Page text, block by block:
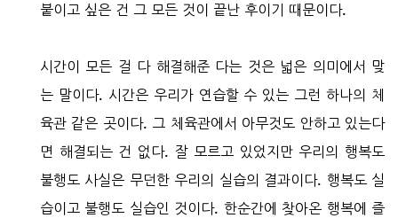
붙이고 싶은 건 그 모든 것이 끝난 후이기 때문이다.
시간이 모든 걸 다 해결해준 다는 것은 넓은 의미에서 맞
는 말이다. 시간은 우리가 연습할 수 있는 그런 하나의 체
육관 같은 곳이다. 그 체육관에서 아무것도 안하고 있는다
면 해결되는 건 없다. 잘 모르고 있었지만 우리의 행복도
불행도 사실은 무던한 우리의 실습의 결과이다. 행복도 실
습이고 불행도 실습인 것이다. 한순간에 찾아온 행복에 즐